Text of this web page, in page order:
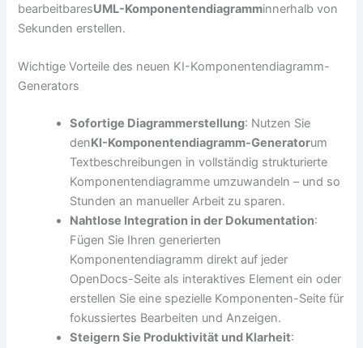
bearbeitbaresUML-Komponentendiagramminnerhalb von
Sekunden erstellen.
Wichtige Vorteile des neuen KI-Komponentendiagramm-
Generators
Sofortige Diagrammerstellung: Nutzen Sie
denKI-Komponentendiagramm-Generatorum
Textbeschreibungen in vollständig strukturierte
Komponentendiagramme umzuwandeln – und so
Stunden an manueller Arbeit zu sparen.
Nahtlose Integration in der Dokumentation:
Fügen Sie Ihren generierten
Komponentendiagramm direkt auf jeder
OpenDocs-Seite als interaktives Element ein oder
erstellen Sie eine spezielle Komponenten-Seite für
fokussiertes Bearbeiten und Anzeigen.
Steigern Sie Produktivität und Klarheit: